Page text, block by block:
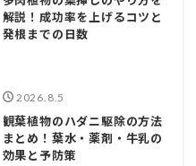
解説！成功率を上げるコツと
発根までの日数
2026.8.5
観葉植物のハダニ駆除の方法
まとめ！葉水・薬剤・牛乳の
効果と予防策